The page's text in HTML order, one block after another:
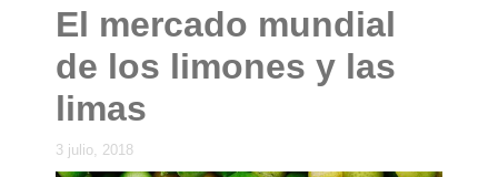
El mercado mundial
de los limones y las
limas
3 julio, 2018